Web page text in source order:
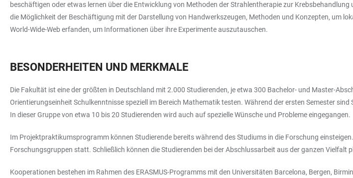
beschäftigen oder etwas lernen über die Entwicklung von Methoden der Strahlentherapie zur
die Möglichkeit der Beschäftigung mit der Darstellung von Handwerkszeugen, Methoden und Konzepten, um
World-Wide-Web erfanden, um Informationen über ihre Experimente auszutauschen.
BESONDERHEITEN UND MERKMALE
Die Fakultät ist eine der größten in Deutschland mit 2.000 Studierenden, je etwa 300 Bachelor- und Master-
Orientierungseinheit Schulkenntnisse speziell im Bereich Mathematik testen. Während der ersten Semester
In dieser Gruppe von etwa 10 bis 20 Studierenden wird auch auf spezielle Wünsche und Probleme eingegangen.
Im Projektpraktikumsprogramm können Studierende bereits während des Studiums in die Forschung
Forschungsgruppen statt. Schließlich können die Studierenden bei der Abschlussarbeit aus der ganzen Vielfalt
Kooperationen bestehen im Rahmen des ERASMUS-Programms mit den Universitäten Barcelona, Bergen,